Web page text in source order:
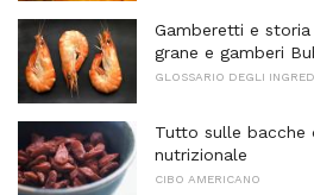
Gamberetti e
grane e gamberi
GLOSSARIO DEGLI
Tutto sulle bacche
nutrizionale
CIBO AMERICANO